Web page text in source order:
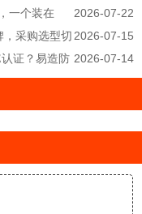
2026-07-22
一个装在
2026-07-15
，采购选型切
2026-07-14
证？易造防